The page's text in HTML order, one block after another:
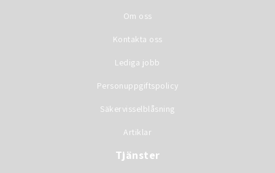
Om oss
Kontakta oss
Lediga jobb
Personuppgiftspolicy
Säkervisselblåsning
Artiklar
Tjänster